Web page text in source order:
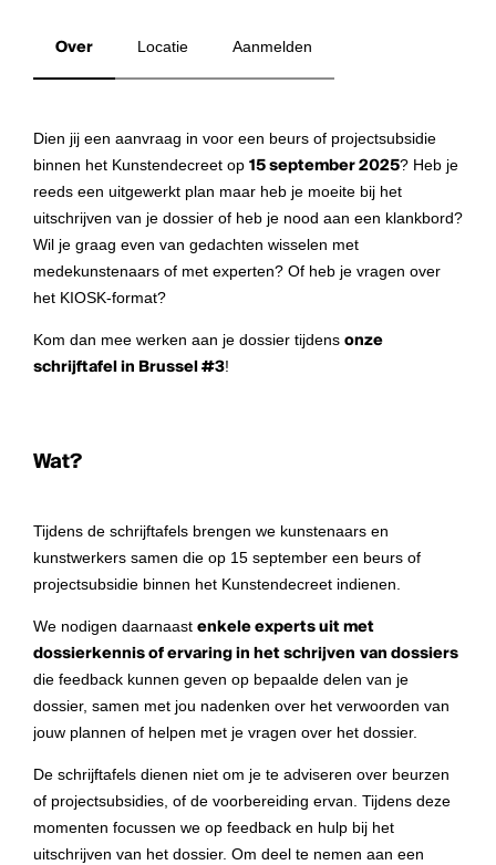
Over Locatie Aanmelden
Dien jij een aanvraag in voor een beurs of projectsubsidie
binnen het Kunstendecreet op 15 september 2025? Heb je
reeds een uitgewerkt plan maar heb je moeite bij het
uitschrijven van je dossier of heb je nood aan een klankbord?
Wil je graag even van gedachten wisselen met
medekunstenaars of met experten? Of heb je vragen over
het KIOSK-format?
Kom dan mee werken aan je dossier tijdens onze
schrijftafel in Brussel #3!
Wat?
Tijdens de schrijftafels brengen we kunstenaars en
kunstwerkers samen die op 15 september een beurs of
projectsubsidie binnen het Kunstendecreet indienen.
We nodigen daarnaast enkele experts uit met
dossierkennis of ervaring in het schrijven van dossiers
die feedback kunnen geven op bepaalde delen van je
dossier, samen met jou nadenken over het verwoorden van
jouw plannen of helpen met je vragen over het dossier.
De schrijftafels dienen niet om je te adviseren over beurzen
of projectsubsidies, of de voorbereiding ervan. Tijdens deze
momenten focussen we op feedback en hulp bij het
uitschrijven van het dossier. Om deel te nemen aan een